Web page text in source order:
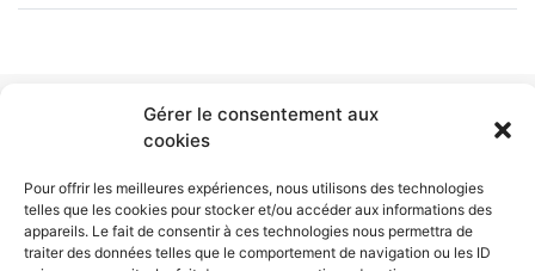
Gérer le consentement aux
cookies
Pour offrir les meilleures expériences, nous utilisons des technologies
telles que les cookies pour stocker et/ou accéder aux informations des
appareils. Le fait de consentir à ces technologies nous permettra de
traiter des données telles que le comportement de navigation ou les ID
CAESUG
Siège Social :
Martyrs
BP 166
38042 Grenoble
Cedex 9
INFOS PRATIQUES
EN SAVOIR PLUS
L’ASSOCIATION
NEWSLETTERS